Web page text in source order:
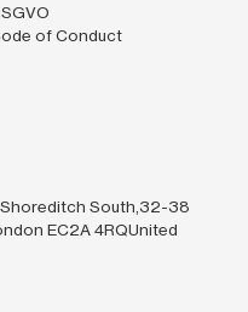
of Conduct
South,32-38
EC2A 4RQUnited